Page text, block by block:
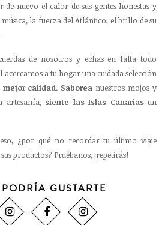
de nuevo el calor de sus gentes honestas y
la fuerza del Atlántico, el brillo de su
de nosotros y echas en falta todo
acercamos a tu hogar una cuidada selección
calidad. Saborea nuestros mojos y
artesanía, siente las Islas Canariasun
¿por qué no recordar tu último viaje
productos? Pruébanos, ¡repetirás!
GUSTARTE